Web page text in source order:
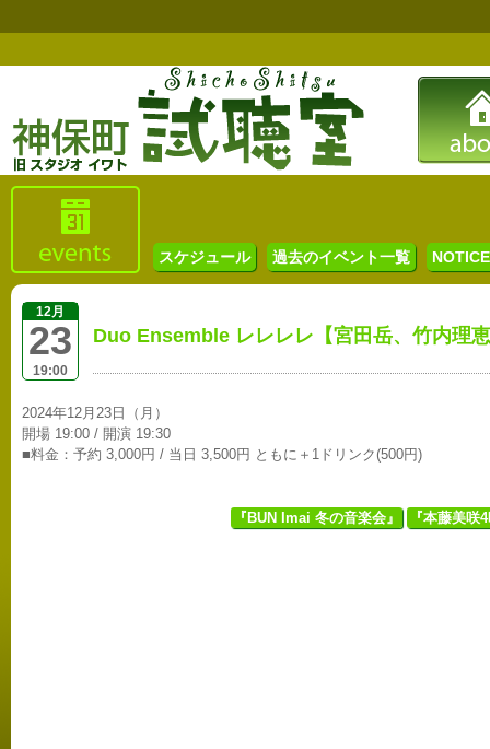
スケジュール 過去のイベント一覧
12月
23
19:00
Duo Ensemble レレレレ【宮田岳、竹内理
2024年12月23日（月）
開場 19:00 / 開演 19:30
■料金：予約 3,000円 / 当日 3,500円 ともに＋1ドリンク(500円)
『BUN Imai 冬の音楽会』 『本藤美咲